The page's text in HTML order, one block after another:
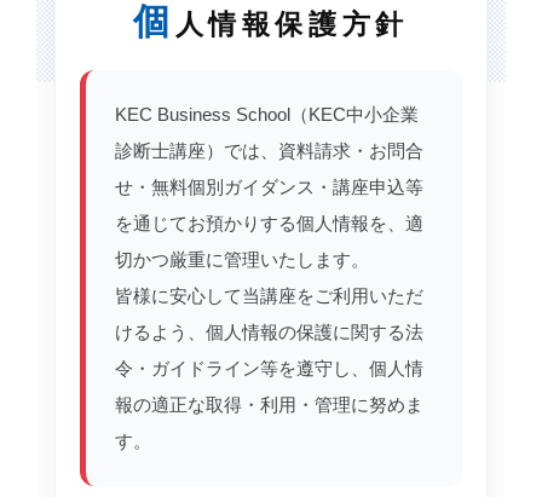
個 人情報保護方針
KEC Business School（KEC中小企業
診断士講座）では、資料請求・お問合
せ・無料個別ガイダンス・講座申込等
を通じてお預かりする個人情報を、適
切かつ厳重に管理いたします。
皆様に安心して当講座をご利用いただ
けるよう、個人情報の保護に関する法
令・ガイドライン等を遵守し、個人情
報の適正な取得・利用・管理に努めま
す。